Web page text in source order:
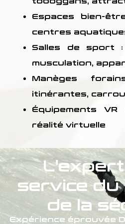
Espaces bien-
centres
Salles de sport :
musculation,
Manèges
itinérantes,
Équipements VR
réalité virtuelle
service du
de la
Expérience éprouvée